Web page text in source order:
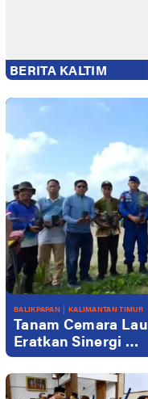
KALTIMKU.ID
BERITA KALTIM
BALIKPAPAN | KALIMANTAN TIMUR
Tanam Cemara
Eratkan Sinergi …